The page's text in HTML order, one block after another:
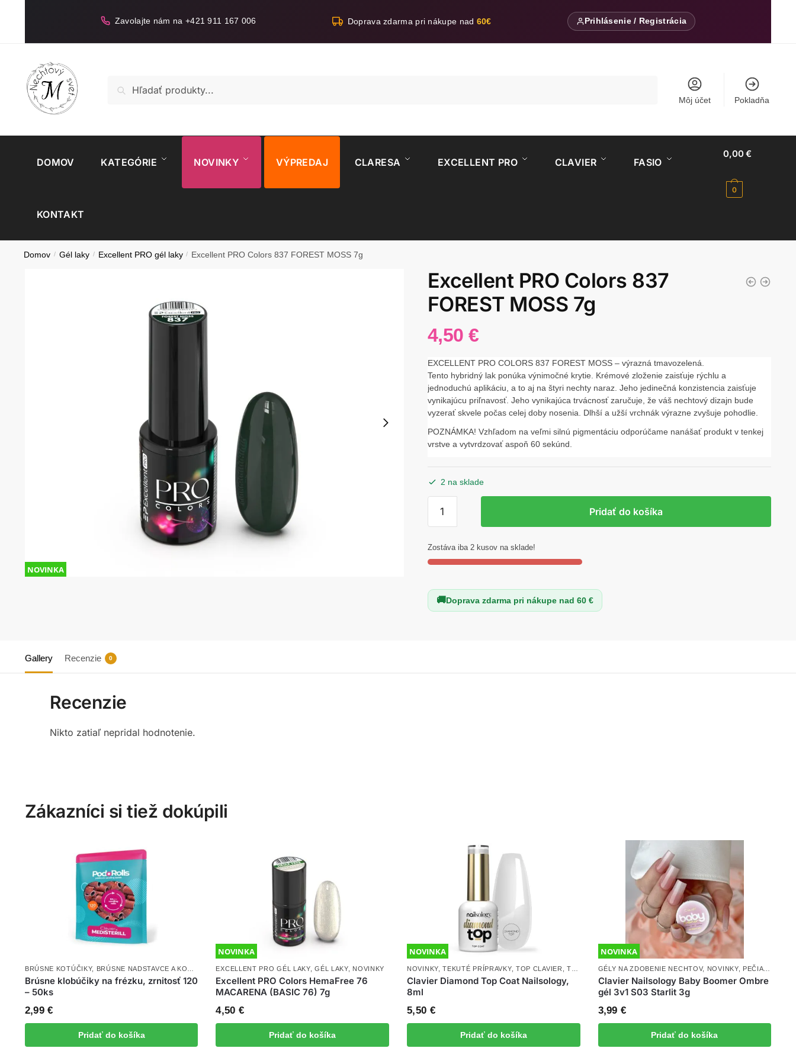
Zavolajte nám na +421 911 167 006 Doprava zdarma pri nákupe nad 60€ Prihlásenie / Registrácia
Vyhľadávanie
Môj účet Pokladňa
DOMOV KATEGÓRIE NOVINKY VÝPREDAJ CLARESA EXCELLENT PRO CLAVIER FASIO
KONTAKT
0,00€
0
Domov / Gél laky / Excellent PRO gél laky / Excellent PRO Colors 837 FOREST MOSS 7g
NOVINKA
Excellent PRO Colors 837
FOREST MOSS 7g
4,50€
EXCELLENT PRO COLORS 837 FOREST MOSS – výrazná tmavozelená.
Tento hybridný lak ponúka výnimočné krytie. Krémové zloženie zaisťuje rýchlu a
jednoduchú aplikáciu, a to aj na štyri nechty naraz. Jeho jedinečná konzistencia zaisťuje
vynikajúcu priľnavosť. Jeho vynikajúca trvácnosť zaručuje, že váš nechtový dizajn bude
vyzerať skvele počas celej doby nosenia. Dlhší a užší vrchnák výrazne zvyšuje pohodlie.
POZNÁMKA! Vzhľadom na veľmi silnú pigmentáciu odporúčame nanášať produkt v tenkej
vrstve a vytvrdzovať aspoň 60 sekúnd.
2 na sklade
Excellent
Colors
837
MOSS
7g
Pridať do košíka
Zostáva iba 2 kusov na sklade!
Doprava zdarma pri nákupe nad 60 €
Gallery Recenzie 0
Recenzie
Nikto zatiaľ nepridal hodnotenie.
Zákazníci si tiež dokúpili
BRÚSNE KOTÚČIKY, BRÚSNE NADSTAVCE A KOTÚČE NOVINKY
Brúsne klobúčiky na frézku, zrnitosť 120
– 50ks
2,99€
Pridať do košíka
NOVINKA
EXCELLENT PRO GÉL LAKY,GÉL LAKY, NOVINKY
Excellent PRO Colors HemaFree 76
MACARENA (BASIC 76) 7g
4,50 €
Pridať do košíka
NOVINKA
NOVINKY,TEKUTÉ PRÍPRAVKY, TOP CLAVIER ,TOP COAT
Clavier Diamond Top Coat Nailsology,
8ml
5,50 €
Pridať do košíka
NOVINKA
GÉLY NA ZDOBENIE NECHTOV, NOVINKY, PEČIATKOVANIE + OMBRE
Clavier Nailsology Baby Boomer Ombre
gél 3v1 S03 Starlit 3g
3,99€
Pridať do košíka